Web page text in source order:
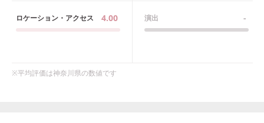
ロケーション・アクセス 4.00 演出 -
※平均評価は神奈川県の数値です